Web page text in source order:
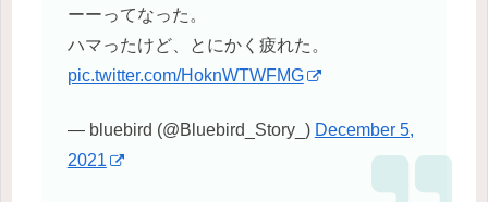
ーーってなった。
ハマったけど、とにかく疲れた。
pic.twitter.com/HoknWTWFMG
— bluebird (@Bluebird_Story_) December 5,
2021